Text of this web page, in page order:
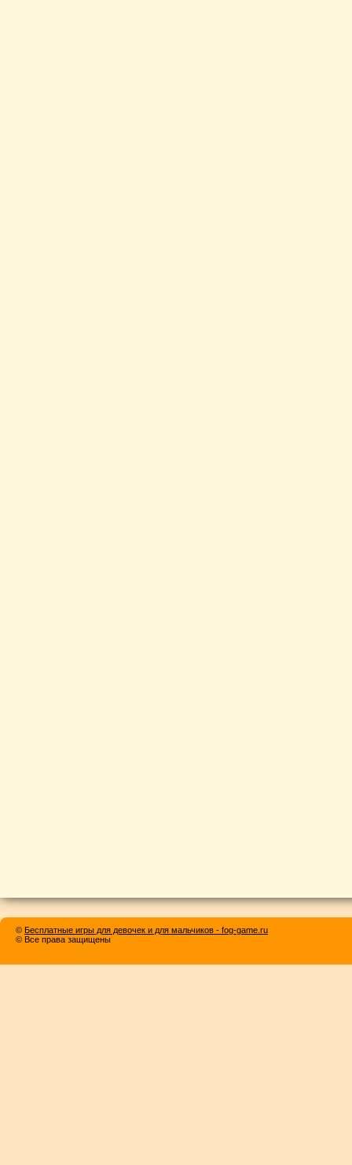
© Бесплатные игры для девочек и для мальчиков - fog-game.ru
© Все права защищены